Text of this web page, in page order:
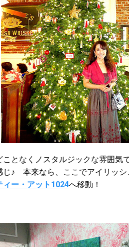
となくノスタルジックな雰囲気
じ♪ 本来なら、ここでアイリッシ
ィー・アット1024へ移動！